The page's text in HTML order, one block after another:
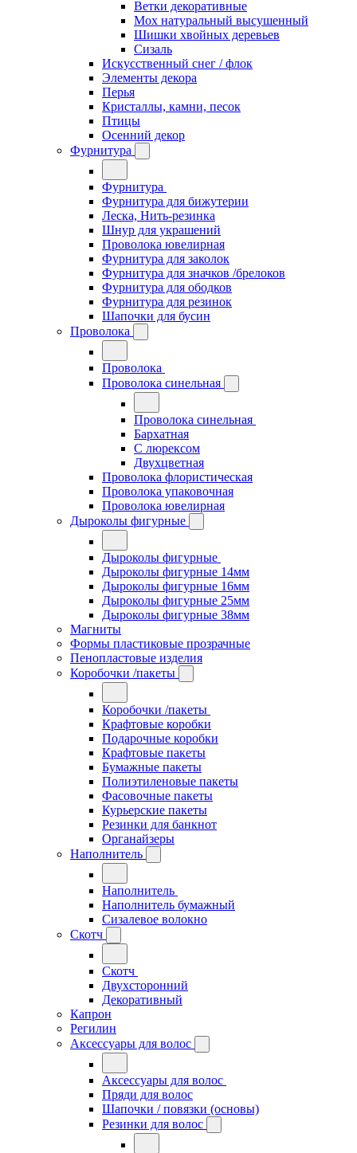
Ветки декоративные
Мох натуральный высушенный
Шишки хвойных деревьев
Сизаль
Искусственный снег / флок
Элементы декора
Перья
Кристаллы, камни, песок
Птицы
Осенний декор
Фурнитура
Фурнитура
Фурнитура для бижутерии
Леска, Нить-резинка
Шнур для украшений
Проволока ювелирная
Фурнитура для заколок
Фурнитура для значков /брелоков
Фурнитура для ободков
Фурнитура для резинок
Шапочки для бусин
Проволока
Проволока
Проволока синельная
Проволока синельная
Бархатная
С люрексом
Двухцветная
Проволока флористическая
Проволока упаковочная
Проволока ювелирная
Дыроколы фигурные
Дыроколы фигурные
Дыроколы фигурные 14мм
Дыроколы фигурные 16мм
Дыроколы фигурные 25мм
Дыроколы фигурные 38мм
Магниты
Формы пластиковые прозрачные
Пенопластовые изделия
Коробочки /пакеты
Коробочки /пакеты
Крафтовые коробки
Подарочные коробки
Крафтовые пакеты
Бумажные пакеты
Полиэтиленовые пакеты
Фасовочные пакеты
Курьерские пакеты
Резинки для банкнот
Органайзеры
Наполнитель
Наполнитель
Наполнитель бумажный
Сизалевое волокно
Скотч
Скотч
Двухсторонний
Декоративный
Капрон
Регилин
Аксессуары для волос
Аксессуары для волос
Пряди для волос
Шапочки / повязки (основы)
Резинки для волос